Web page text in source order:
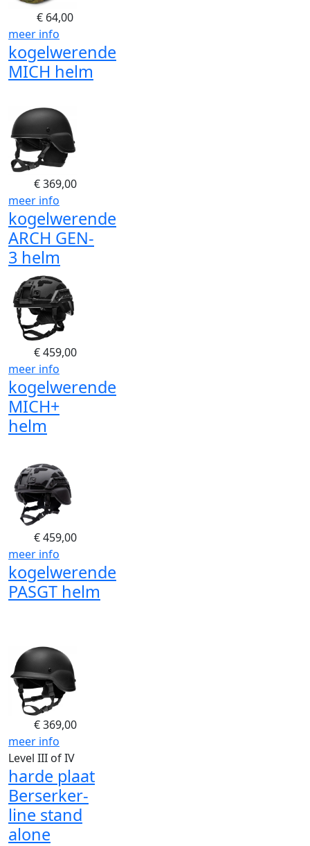
€ 64,00
meer info
kogelwerende
MICH helm
€369,00
meer info
kogelwerende
ARCH GEN-
3 helm
€459,00
meer info
kogelwerende
MICH+
helm
€459,00
meer info
kogelwerende
PASGT helm
€369,00
meer info
Level III of IV
harde plaat
Berserker-
line stand
alone